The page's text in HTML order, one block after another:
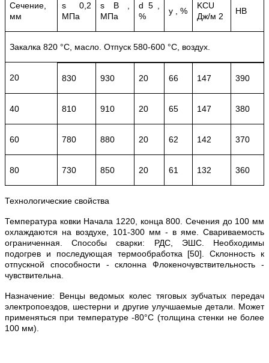
Сечение,
мм
s 0,2
МПа
s B ,
МПа
d 5 ,
%
y , %
KCU
Дж/м 2
HB
Закалка 820 °С, масло. Отпуск 580-600 °С, воздух.
20 830 930 20 66 147 390
40 810 910 20 65 147 380
60 780 880 20 62 142 370
80 730 850 20 61 132 360
Технологические свойства
Температура ковки Начала 1220, конца 800. Сечения до 100 мм
охлаждаются на воздухе, 101-300 мм - в яме. Свариваемость
ограниченная. Способы сварки: РДС, ЭШС. Необходимы
подогрев и последующая термообработка [50]. Склонность к
отпускной способности - склонна Флокеночувствительность -
чувствительна.
Назначение: Венцы ведомых колес тяговых зубчатых передач
электропоездов, шестерни и другие улучшаемые детали. Может
применяться при температуре -80°С (толщина стенки не более
100 мм).